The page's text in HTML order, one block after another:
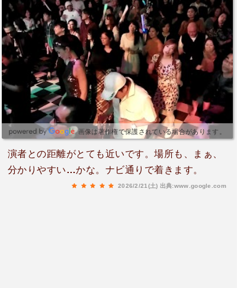
画像は著作権で保護されている場合があります。
演者との距離がとても近いです。場所も、まぁ、
分かりやすい…かな。ナビ通りで着きます。
2026/2/21(土) 出典:www.google.com